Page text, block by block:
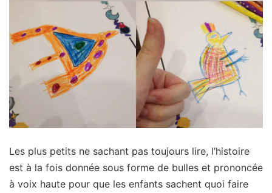
Les plus petits ne sachant pas toujours lire, l’histoire
est à la fois donnée sous forme de bulles et prononcée
à voix haute pour que les enfants sachent quoi faire